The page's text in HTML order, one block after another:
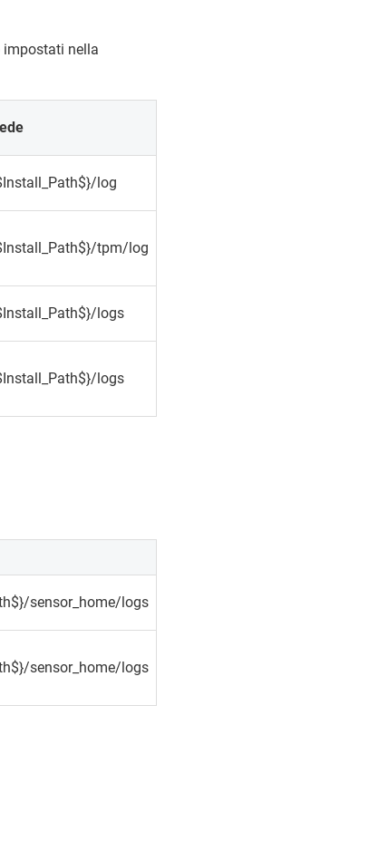
impostati nella
log
tpm/log
logs
logs
sensor_home/logs
sensor_home/logs